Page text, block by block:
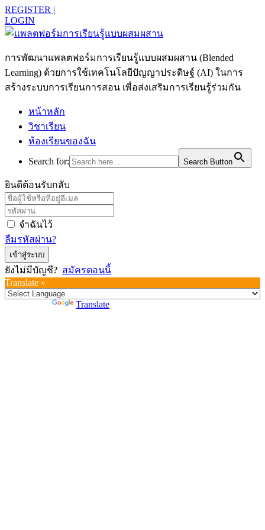
REGISTER |
LOGIN
การพัฒนาแพลตฟอร์มการเรียนรู้แบบผสมผสาน (Blended
Learning) ด้วยการใช้เทคโนโลยีปัญญาประดิษฐ์ (AI) ในการ
สร้างระบบการเรียนการสอน เพื่อส่งเสริมการเรียนรู้ร่วมกัน
หน้าหลัก
วิชาเรียน
ห้องเรียนของฉัน
Search for:
Search Button
ยินดีต้อนรับกลับ
จำฉันไว้
ลืมรหัสผ่าน?
เข้าสู่ระบบ
ยังไม่มีบัญชี? สมัครตอนนี้
Translate »
Translate